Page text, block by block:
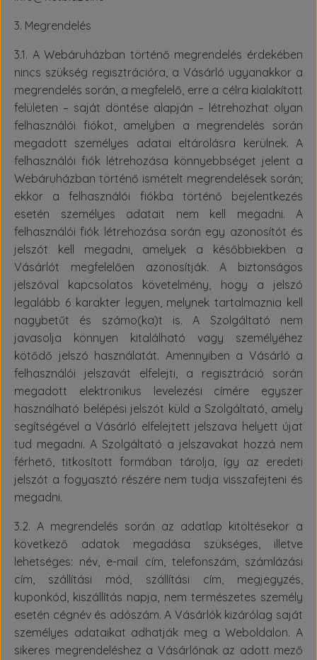
3. Megrendelés
3.1. A Webáruházban történő megrendelés érdekében
nincs szükség regisztrációra, a Vásárló ugyanakkor a
megrendelés során, a megfelelő, erre a célra kialakított
felületen – saját döntése alapján – létrehozhat olyan
felhasználói fiókot, amelyben a megrendelés során
megadott személyes adatai eltárolásra kerülnek. A
felhasználói fiók létrehozása könnyebbséget jelent a
Webáruházban történő ismételt megrendelések során;
ekkor a felhasználói fiókba történő bejelentkezés
esetén személyes adatait nem kell megadni. A
felhasználói fiók létrehozása során egy azonosítót és
jelszót kell megadni, amelyek a későbbiekben a
Vásárlót megfelelően azonosítják. A biztonságos
jelszóval kapcsolatos követelmény, hogy a jelszó
legalább 6 karakter legyen, melynek tartalmaznia kell
nagybetűt és számo(ka)t is. A Szolgáltató nem
javasolja könnyen kitalálható vagy személyéhez
kötődő jelszó használatát. Amennyiben a Vásárló a
felhasználói jelszavát elfelejti, a regisztráció során
megadott elektronikus levelezési címére egyszer
használható belépési jelszót küld a Szolgáltató, amely
segítségével a Vásárló elfelejtett jelszava helyett újat
tud megadni. A Szolgáltató a jelszavakat hozzá nem
férhető, titkosított formában tárolja, így az eredeti
jelszót a fogyasztó részére nem tudja visszafejteni és
megadni.
3.2. A megrendelés során az adatlap kitöltésekor a
következő adatok megadása szükséges, illetve
lehetséges: név, e-mail cím, telefonszám, számlázási
cím, szállítási mód, szállítási cím, megjegyzés,
kuponkód, kiszállítás napja, nem természetes személy
esetén cégnév és adószám. A Vásárlók kizárólag saját
személyes adataikat adhatják meg a Weboldalon. A
sikeres megrendeléshez a Vásárlónak az adott mező